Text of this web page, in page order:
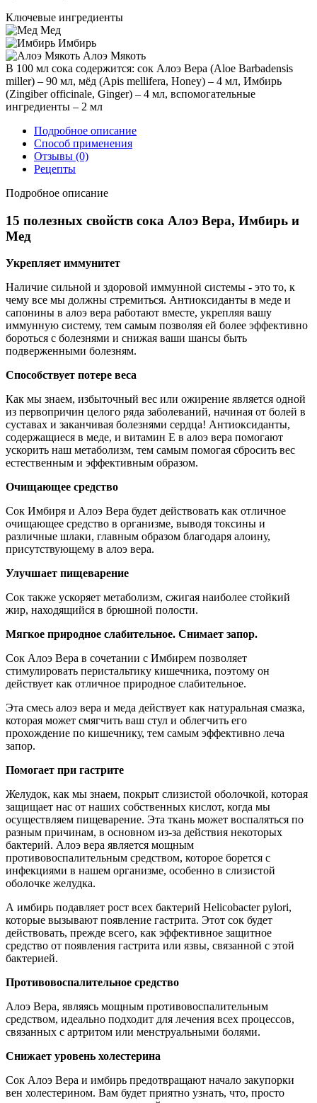
Ключевые ингредиенты
Мед
Имбирь
Алоэ Мякоть
В 100 мл сока содержится: сок Алоэ Вера (Aloe Barbadensis
miller) – 90 мл, мёд (Apis mellifera, Honey) – 4 мл, Имбирь
(Zingiber officinale, Ginger) – 4 мл, вспомогательные
ингредиенты – 2 мл
Подробное описание
Способ применения
Отзывы (0)
Рецепты
Подробное описание
15 полезных свойств сока Алоэ Вера, Имбирь и
Мед
Укрепляет иммунитет
Наличие сильной и здоровой иммунной системы - это то, к
чему все мы должны стремиться. Антиоксиданты в меде и
сапонины в алоэ вера работают вместе, укрепляя вашу
иммунную систему, тем самым позволяя ей более эффективно
бороться с болезнями и снижая ваши шансы быть
подверженными болезням.
Способствует потере веса
Как мы знаем, избыточный вес или ожирение является одной
из первопричин целого ряда заболеваний, начиная от болей в
суставах и заканчивая болезнями сердца! Антиоксиданты,
содержащиеся в меде, и витамин Е в алоэ вера помогают
ускорить наш метаболизм, тем самым помогая сбросить вес
естественным и эффективным образом.
Очищающее средство
Сок Имбиря и Алоэ Вера будет действовать как отличное
очищающее средство в организме, выводя токсины и
различные шлаки, главным образом благодаря алоину,
присутствующему в алоэ вера.
Улучшает пищеварение
Сок также ускоряет метаболизм, сжигая наиболее стойкий
жир, находящийся в брюшной полости.
Мягкое природное слабительное. Снимает запор.
Сок Алоэ Вера в сочетании с Имбирем позволяет
стимулировать перистальтику кишечника, поэтому он
действует как отличное природное слабительное.
Эта смесь алоэ вера и меда действует как натуральная смазка,
которая может смягчить ваш стул и облегчить его
прохождение по кишечнику, тем самым эффективно леча
запор.
Помогает при гастрите
Желудок, как мы знаем, покрыт слизистой оболочкой, которая
защищает нас от наших собственных кислот, когда мы
осуществляем пищеварение. Эта ткань может воспаляться по
разным причинам, в основном из-за действия некоторых
бактерий. Алоэ вера является мощным
противовоспалительным средством, которое борется с
инфекциями в нашем организме, особенно в слизистой
оболочке желудка.
А имбирь подавляет рост всех бактерий Helicobacter pylori,
которые вызывают появление гастрита. Этот сок будет
действовать, прежде всего, как эффективное защитное
средство от появления гастрита или язвы, связанной с этой
бактерией.
Противовоспалительное средство
Алоэ Вера, являясь мощным противовоспалительным
средством, идеально подходит для лечения всех процессов,
связанных с артритом или менструальными болями.
Снижает уровень холестерина
Сок Алоэ Вера и имбирь предотвращают начало закупорки
вен холестерином. Вам будет приятно узнать, что, просто